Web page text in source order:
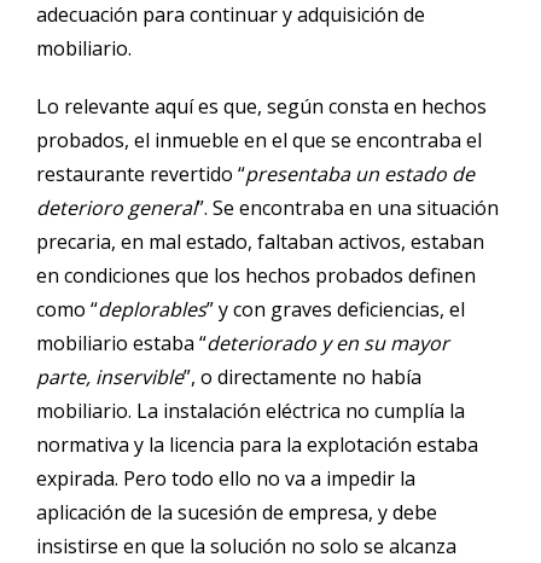
adecuación para continuar y adquisición de
mobiliario.
Lo relevante aquí es que, según consta en hechos
probados, el inmueble en el que se encontraba el
restaurante revertido “presentaba un estado de
deterioro general”. Se encontraba en una situación
precaria, en mal estado, faltaban activos, estaban
en condiciones que los hechos probados definen
como “deplorables” y con graves deficiencias, el
mobiliario estaba “deteriorado y en su mayor
parte, inservible”, o directamente no había
mobiliario. La instalación eléctrica no cumplía la
normativa y la licencia para la explotación estaba
expirada. Pero todo ello no va a impedir la
aplicación de la sucesión de empresa, y debe
insistirse en que la solución no solo se alcanza